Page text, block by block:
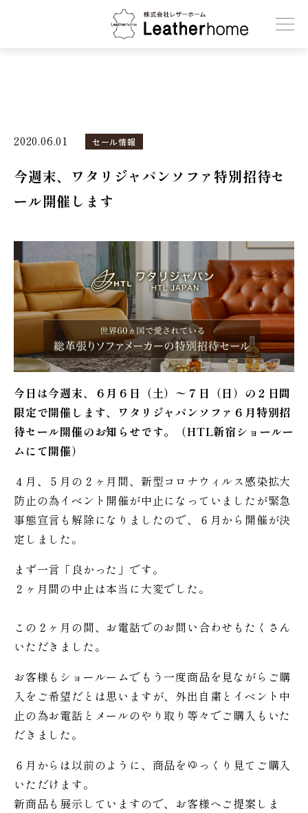
株式会社レザーホーム
2020.06.01 セール情報
今週末、ワタリジャパンソファ特別招待セ
ール開催します
今日は今週末、６月６日（土）〜７日（日）の２日間
限定で開催します、ワタリジャパンソファ６月特別招
待セール開催のお知らせです。（HTL新宿ショールー
ムにて開催）
４月、５月の２ヶ月間、新型コロナウィルス感染拡大
防止の為イベント開催が中止になっていましたが緊急
事態宣言も解除になりましたので、６月から開催が決
定しました。
まず一言「良かった」です。
２ヶ月間の中止は本当に大変でした。
この２ヶ月の間、お電話でのお問い合わせもたくさん
いただきました。
お客様もショールームでもう一度商品を見ながらご購
入をご希望だとは思いますが、外出自粛とイベント中
止の為お電話とメールのやり取り等々でご購入もいた
だきました。
６月からは以前のように、商品をゆっくり見てご購入
いただけます。
新商品も展示していますので、お客様へご提案しま